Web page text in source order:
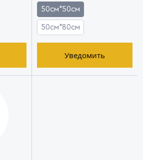
50см*50см
50см*80см
Уведомить